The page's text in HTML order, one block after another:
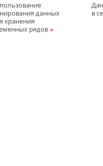
данных
хранения
рядов
в